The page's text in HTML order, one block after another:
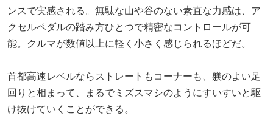
ンスで実感される。無駄な山や谷のない素直な力感は、ア
クセルペダルの踏み方ひとつで精密なコントロールが可
能。クルマが数値以上に軽く小さく感じられるほどだ。
首都高速レベルならストレートもコーナーも、躾のよい足
回りと相まって、まるでミズスマシのようにすいすいと駆
け抜けていくことができる。